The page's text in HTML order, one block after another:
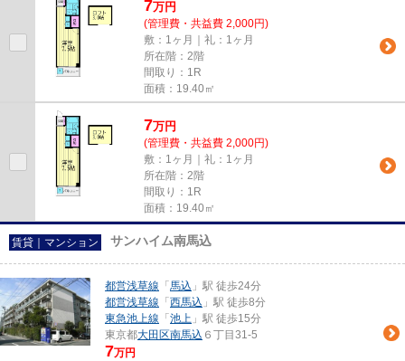
7万円
(管理費・共益費 2,000円)
敷：1ヶ月｜礼：1ヶ月
所在階：2階
間取り：1R
面積：19.40㎡
7万円
(管理費・共益費 2,000円)
敷：1ヶ月｜礼：1ヶ月
所在階：2階
間取り：1R
面積：19.40㎡
賃貸｜マンション サンハイム南馬込
都営浅草線 「 馬込 」駅 徒歩24分
都営浅草線 「 西馬込 」駅 徒歩8分
東急池上線 「 池上 」駅 徒歩15分
東京都大田区南馬込 ６丁目31-5
7万円